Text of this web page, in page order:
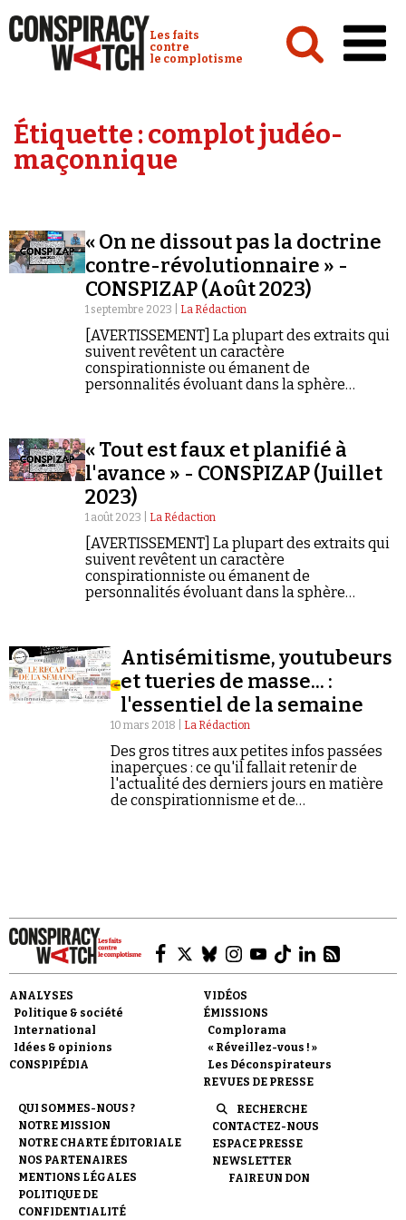
Conspiracy Watch :
Les faits
contre
le complotisme
Analyses
Émissions
Revues de presse
Faire un don
Demander à Vera
Étiquette :complot judéo-
maçonnique
« On ne dissout pas la doctrine
contre-révolutionnaire » -
CONSPIZAP (Août 2023)
1 septembre 2023 | La Rédaction
[AVERTISSEMENT] La plupart des extraits qui
suivent revêtent un caractère
conspirationniste ou émanent de
personnalités évoluant dans la sphère
« Tout est faux et planifié à
l'avance » - CONSPIZAP (Juillet
2023)
1 août 2023 | La Rédaction
[AVERTISSEMENT] La plupart des extraits qui
suivent revêtent un caractère
conspirationniste ou émanent de
personnalités évoluant dans la sphère
Antisémitisme, youtubeurs
et tueries de masse... :
l'essentiel de la semaine
10 mars 2018 | La Rédaction
Des gros titres aux petites infos passées
inaperçues : ce qu'il fallait retenir de
l'actualité des derniers jours en matière
de conspirationnisme et de
ANALYSES
Politique & société
International
Idées & opinions
CONSPIPÉDIA
VIDÉOS
ÉMISSIONS
Complorama
« Réveillez-vous ! »
Les Déconspirateurs
REVUES DE PRESSE
QUI SOMMES-NOUS ?
NOTRE MISSION
NOTRE CHARTE ÉDITORIALE
NOS PARTENAIRES
MENTIONS LÉGALES
POLITIQUE DE
CONFIDENTIALITÉ
RECHERCHE
CONTACTEZ-NOUS
ESPACE PRESSE
NEWSLETTER
FAIRE UN DON